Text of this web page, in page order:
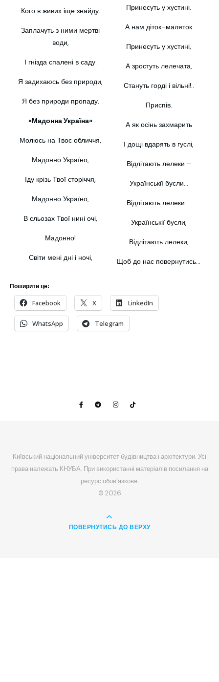
Кого в живих іще знайду.
Заплачуть з ними мертві
води,
І гнізда спалені в саду.
Я задихаюсь без природи,
Я без природи пропаду.
«Мадонна Україна»
Молюсь на Твоє обличчя,
Мадонно Україно,
Іду крізь Твої сторіччя,
Мадонно Україно,
В сльозах Твої нині очі,
Мадонно!
Світи мені дні і ночі,
Принесуть у хустині.
А нам діток–маляток
Принесуть у хустині,
А зростуть лелечата,
Стануть горді і вільні!..
Приспів.
А як осінь захмарить
І дощі вдарять в гуслі,
Відлітають лелеки –
Українськії бусли…
Відлітають лелеки –
Українськії бусли,
Відлітають лелеки,
Щоб до нас повернутись…
Поширити це:
Facebook X LinkedIn
WhatsApp Telegram
Київський національний університет будівництва і архітектури. Усі
права належать КНУБА. При використанні матеріалів посилання на
ресурс обов'язкове.
© 2026
ПОВЕРНУТИСЬ ДО ВЕРХУ